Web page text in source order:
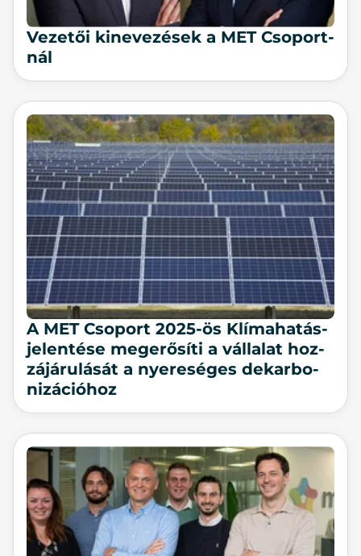
Ve­ze­tői ki­ne­ve­zé­sek a MET Cso­port­
nál
A MET Cso­port 2025-ös Klí­ma­ha­tás-
jelen­té­se meg­erő­sí­ti a vál­la­lat hoz­
zá­já­ru­lá­sát a nye­re­sé­ges de­kar­bo­
ni­zá­ci­ó­hoz